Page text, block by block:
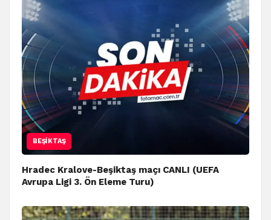
BEŞIKTAŞ
Hradec Kralove-Beşiktaş maçı CANLI (UEFA
Avrupa Ligi 3. Ön Eleme Turu)